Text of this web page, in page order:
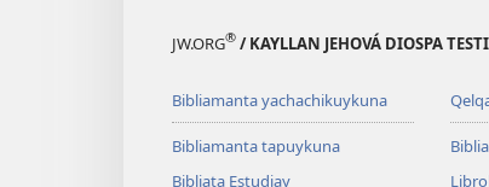
JW.ORG® / KAYLLAN JEHOVÁ DIOSPA
Bibliamanta yachachikuykuna
Bibliamanta tapuykuna
Bibliata Estudiay
Biblia